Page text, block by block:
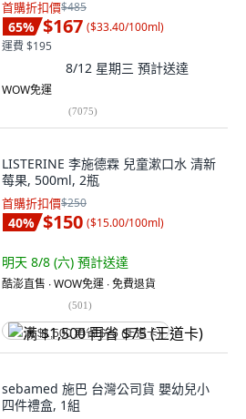
首購折扣價$485
65% $167 ($33.40/100ml)
運費 $195
8/12 星期三 預計送達
WOW免運
(7075)
LISTERINE 李施德霖 兒童漱口水 清新
莓果, 500ml, 2瓶
首購折扣價$250
40% $150 ($15.00/100ml)
明天 8/8 (六) 預計送達
酷澎直售 ∙ WOW免運 ∙ 免費退貨
(501)
满 $1,500 再省 $75 (王道卡)
sebamed 施巴 台灣公司貨 嬰幼兒小
四件禮盒, 1組